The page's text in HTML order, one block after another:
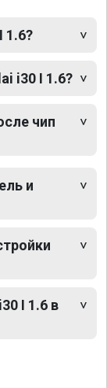
1.6?
i30 I 1.6?
чип
и
I 1.6 в